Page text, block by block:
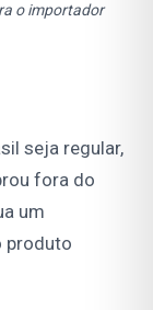
o importador
seja regular,
fora do
um
produto